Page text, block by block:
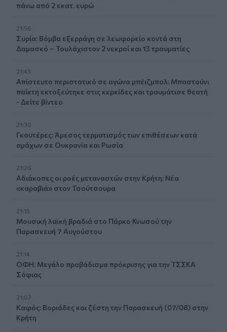
πάνω από 2 εκατ. ευρώ
21:56
Συρία: Βόμβα εξερράγη σε λεωφορείο κοντά στη
Δαμασκό – Τουλάχιστον 2 νεκροί και 13 τραυματίες
21:43
Απίστευτο περιστατικό σε αγώνα μπέιζμπολ: Μπαστούνι
παίκτη εκτοξεύτηκε στις κερκίδες και τραυμάτισε θεατή
- Δείτε βίντεο
21:30
Γκουτέρες: Άμεσος τερματισμός των επιθέσεων κατά
αμάχων σε Ουκρανία και Ρωσία
21:26
Αδιάκοπες οι ροές μεταναστών στην Κρήτη: Νέα
«καραβιά» στον Τσούτσουρα
21:15
Μουσική λαϊκή βραδιά στο Πάρκο Κνωσού την
Παρασκευή 7 Αυγούστου
21:14
ΟΦΗ: Μεγάλο προβάδισμα πρόκρισης για την ΤΣΣΚΑ
Σόφιας
21:07
Καιρός: Βοριάδες και ζέστη την Παρασκευή (07/08) στην
Κρήτη